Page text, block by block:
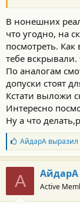
Позвонил в
24000 - 5л масло
3300 - фильтр
Вопросы:
- какое масло
- если оригинал,
заранее?
- похоже у
- если ничего не
смотреть?
В нонешних
что угодно, на
посмотреть. Как
тебе
По аналогам
допуски стоят
Кстати выложи
Интересно
Ну а что
Б
л
а
г
о
а
АйдарАвыразил
А АйдарА
Active